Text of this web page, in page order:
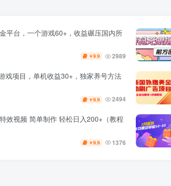
平台，一个游戏60+，收益碾压国内所
￥9.9 2989
戏项目，单机收益30+，独家养号方法
￥9.9 2494
效视频 简单制作 轻松日入200+（教程
￥9.9 1376